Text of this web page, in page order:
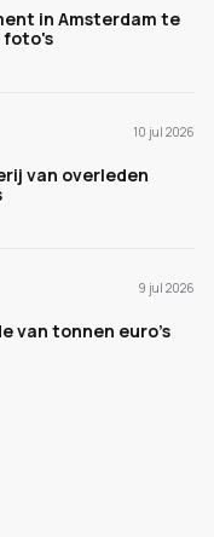
in Amsterdam te
foto's
10 jul 2026
van overleden
9 jul 2026
van tonnen euro's